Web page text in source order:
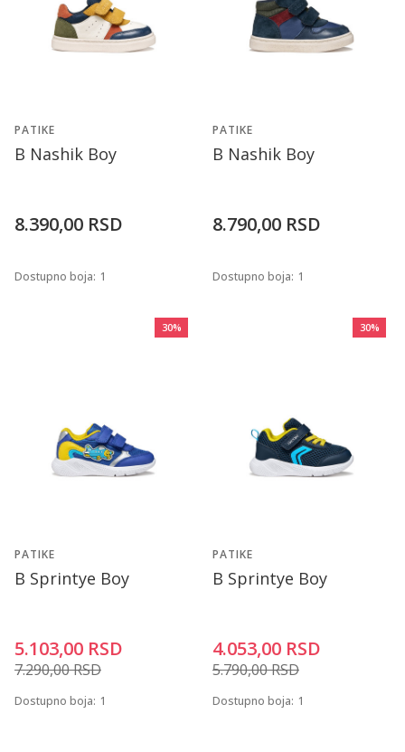
PATIKE
B Nashik Boy
8.390,00 RSD
Dostupno boja: 1
PATIKE
B Nashik Boy
8.790,00 RSD
Dostupno boja: 1
30%
PATIKE
B Sprintye Boy
5.103,00 RSD
7.290,00RSD
Dostupno boja: 1
30%
PATIKE
B Sprintye Boy
4.053,00 RSD
5.790,00RSD
Dostupno boja: 1